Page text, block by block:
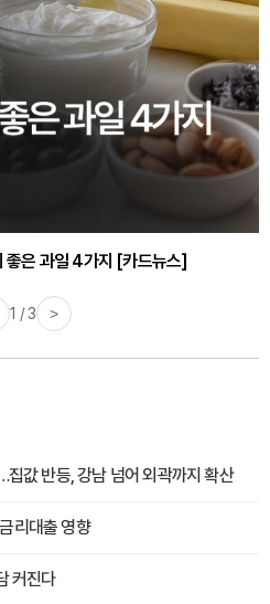
좋은 과일 4가지 [카드뉴스]
게 꼭 필요한 검사는? [카드뉴스]
1 / 3 >
값 반등, 강남 넘어 외곽까지 확산
리대출 영향
커진다